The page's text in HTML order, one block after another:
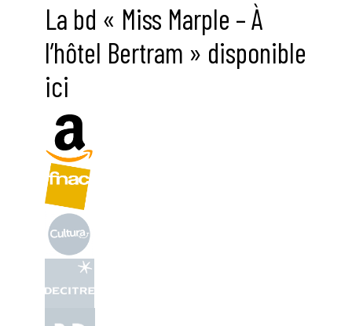
La bd « Miss Marple – À
l’hôtel Bertram » disponible
ici